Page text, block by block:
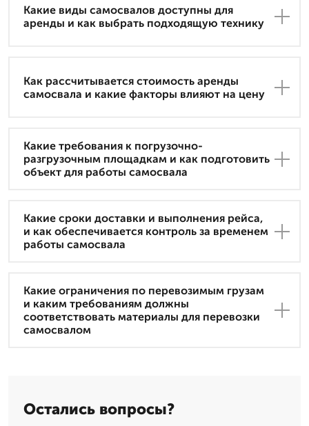
Какие виды самосвалов доступны для
аренды и как выбрать подходящую технику
Как рассчитывается стоимость аренды
самосвала и какие факторы влияют на цену
Какие требования к погрузочно-
разгрузочным площадкам и как подготовить
объект для работы самосвала
Какие сроки доставки и выполнения рейса,
и как обеспечивается контроль за временем
работы самосвала
Какие ограничения по перевозимым грузам
и каким требованиям должны
соответствовать материалы для перевозки
самосвалом
Остались вопросы?